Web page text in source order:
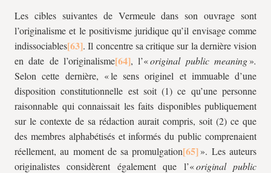
Les cibles suivantes de Vermeule dans son ouvrage sont
l’originalisme et le positivisme juridique qu’il envisage comme
indissociables
. Il concentre sa critique sur la dernière vision
en date de l’originalisme
, l’«original public meaning».
Selon cette dernière, « le sens originel et immuable d’une
disposition constitutionnelle est soit (1) ce qu’une personne
raisonnable qui connaissait les faits disponibles publiquement
sur le contexte de sa rédaction aurait compris, soit (2) ce que
des membres alphabétisés et informés du public comprenaient
réellement, au moment de sa promulgation
». Les auteurs
originalistes considèrent également que l’«original public